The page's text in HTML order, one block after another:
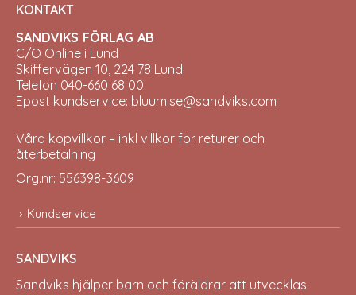
KONTAKT
SANDVIKS FÖRLAG AB
C/O Online i Lund
Skiffervägen 10, 224 78 Lund
Telefon 040-660 68 00
Epost kundservice: bluum.se@sandviks.com
Våra köpvillkor – inkl villkor för returer och
återbetalning
Org.nr: 556398-3609
Kundservice
SANDVIKS
Sandviks hjälper barn och föräldrar att utvecklas